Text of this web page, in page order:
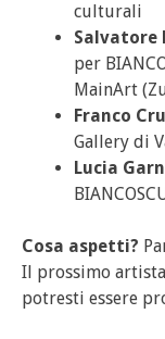
culturali
Salvatore
per
MainArt
Franco
Gallery di
Lucia
Cosa aspetti?
Il prossimo artista
potresti essere